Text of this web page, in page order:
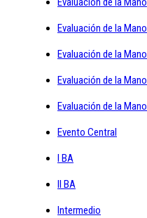
Evaluación de la
Evaluación de la
Evaluación de la
Evaluación de la
Evento Central
I BA
II BA
Intermedio